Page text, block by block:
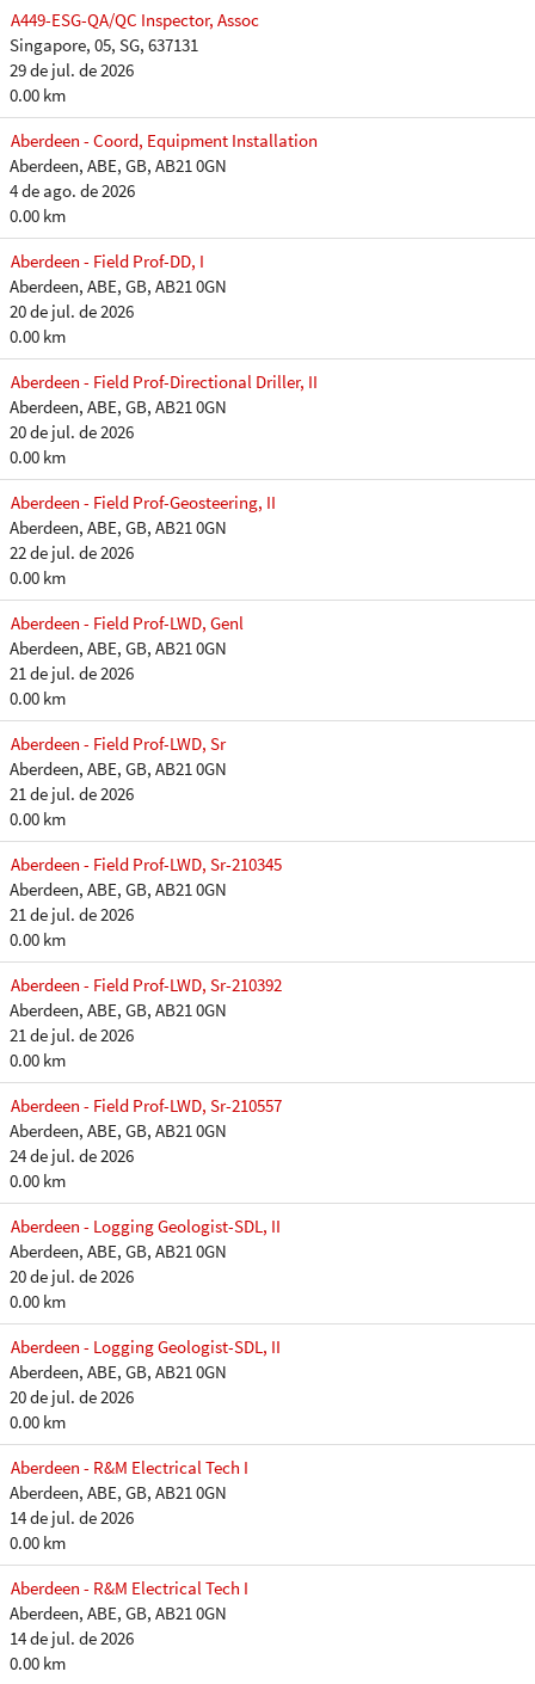
A449-ESG-QA/QC Inspector, Assoc
Singapore, 05, SG, 637131
29 de jul. de 2026
0.00 km
Aberdeen - Coord, Equipment Installation
Aberdeen, ABE, GB, AB21 0GN
4 de ago. de 2026
0.00 km
Aberdeen - Field Prof-DD, I
Aberdeen, ABE, GB, AB21 0GN
20 de jul. de 2026
0.00 km
Aberdeen - Field Prof-Directional Driller, II
Aberdeen, ABE, GB, AB21 0GN
20 de jul. de 2026
0.00 km
Aberdeen - Field Prof-Geosteering, II
Aberdeen, ABE, GB, AB21 0GN
22 de jul. de 2026
0.00 km
Aberdeen - Field Prof-LWD, Genl
Aberdeen, ABE, GB, AB21 0GN
21 de jul. de 2026
0.00 km
Aberdeen - Field Prof-LWD, Sr
Aberdeen, ABE, GB, AB21 0GN
21 de jul. de 2026
0.00 km
Aberdeen - Field Prof-LWD, Sr-210345
Aberdeen, ABE, GB, AB21 0GN
21 de jul. de 2026
0.00 km
Aberdeen - Field Prof-LWD, Sr-210392
Aberdeen, ABE, GB, AB21 0GN
21 de jul. de 2026
0.00 km
Aberdeen - Field Prof-LWD, Sr-210557
Aberdeen, ABE, GB, AB21 0GN
24 de jul. de 2026
0.00 km
Aberdeen - Logging Geologist-SDL, II
Aberdeen, ABE, GB, AB21 0GN
20 de jul. de 2026
0.00 km
Aberdeen - Logging Geologist-SDL, II
Aberdeen, ABE, GB, AB21 0GN
20 de jul. de 2026
0.00 km
Aberdeen - R&M Electrical Tech I
Aberdeen, ABE, GB, AB21 0GN
14 de jul. de 2026
0.00 km
Aberdeen - R&M Electrical Tech I
Aberdeen, ABE, GB, AB21 0GN
14 de jul. de 2026
0.00 km